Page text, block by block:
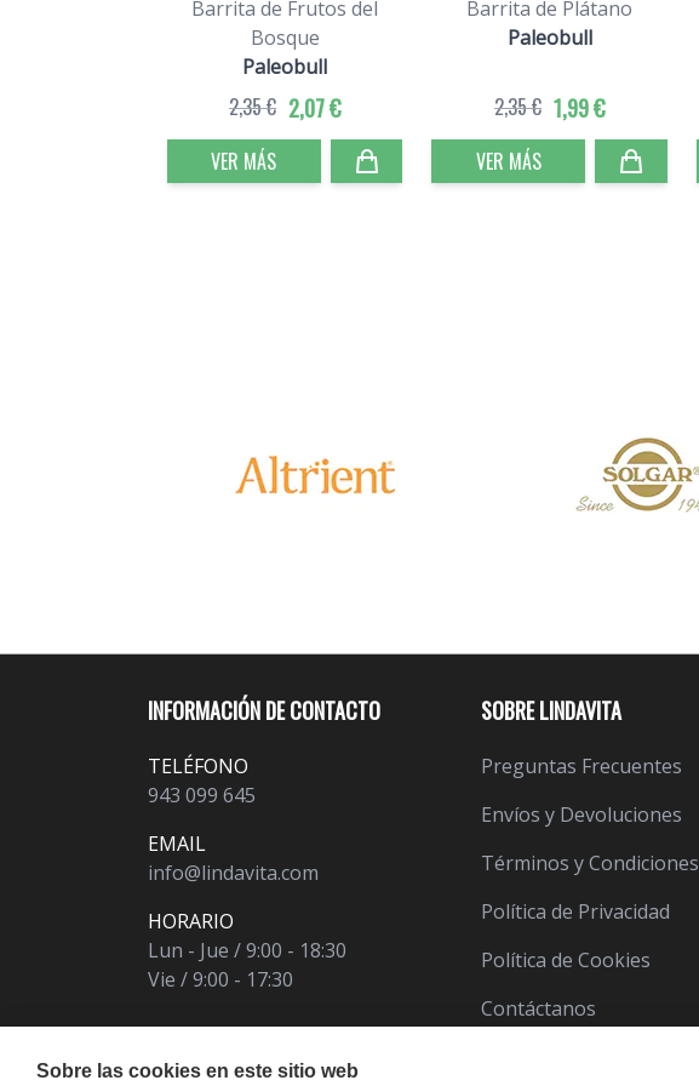
Barrita de Frutos del
Bosque
Paleobull
2,07 €
2,35 €
VER MÁS
Barrita de Plátano
Paleobull
1,99 €
2,35 €
VER MÁS
INFORMACIÓN DE CONTACTO
TELÉFONO
943 099 645
EMAIL
info@lindavita.com
HORARIO
Lun - Jue / 9:00 - 18:30
Vie / 9:00 - 17:30
SOBRE LINDAVITA
Preguntas Frecuentes
Envíos y Devoluciones
Términos y Condiciones
Política de Privacidad
Política de Cookies
Contáctanos
Sobre las cookies en este sitio web